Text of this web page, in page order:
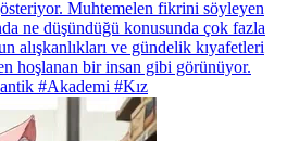
Muhtemelen fikrini söyleyen
ne düşündüğü konusunda çok fazla
alışkanlıkları ve gündelik kıyafetleri
hoşlanan bir insan gibi görünüyor.
#Akademi #Kız